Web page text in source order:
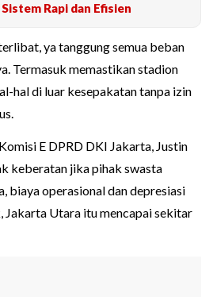
Rapi dan Efisien
ya tanggung semua beban
Termasuk memastikan stadion
hal di luar kesepakatan tanpa izin
E DPRD DKI Jakarta, Justin
keberatan jika pihak swasta
biaya operasional dan depresiasi
Jakarta Utara itu mencapai sekitar